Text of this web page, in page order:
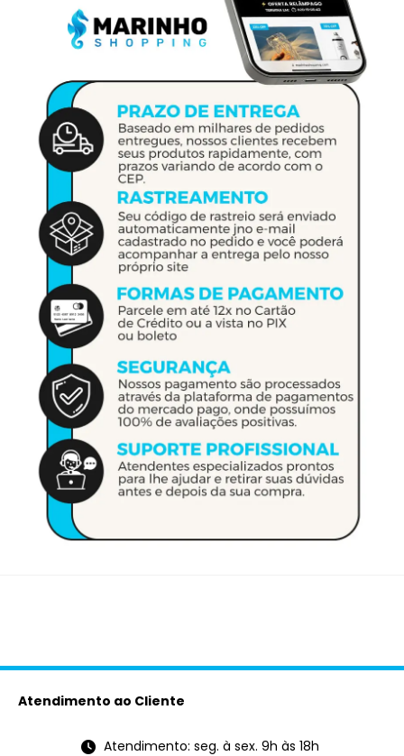
Atendimento ao Cliente
Atendimento: seg. à sex. 9h às 18h